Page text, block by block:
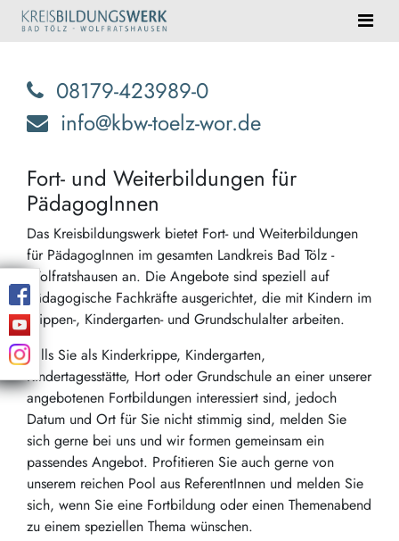
08179-423989-0
info@kbw-toelz-wor.de
Fort- und Weiterbildungen für
PädagogInnen
Das Kreisbildungswerk bietet Fort- und Weiterbildungen
für PädagogInnen im gesamten Landkreis Bad Tölz -
Wolfratshausen an. Die Angebote sind speziell auf
pädagogische Fachkräfte ausgerichtet, die mit Kindern im
Krippen-, Kindergarten- und Grundschulalter arbeiten.
Falls Sie als Kinderkrippe, Kindergarten,
Kindertagesstätte, Hort oder Grundschule an einer unserer
angebotenen Fortbildungen interessiert sind, jedoch
Datum und Ort für Sie nicht stimmig sind, melden Sie
sich gerne bei uns und wir formen gemeinsam ein
passendes Angebot. Profitieren Sie auch gerne von
unserem reichen Pool aus ReferentInnen und melden Sie
sich, wenn Sie eine Fortbildung oder einen Themenabend
zu einem speziellen Thema wünschen.